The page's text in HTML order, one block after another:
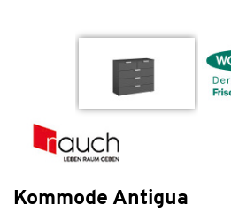
Kommode Antigua